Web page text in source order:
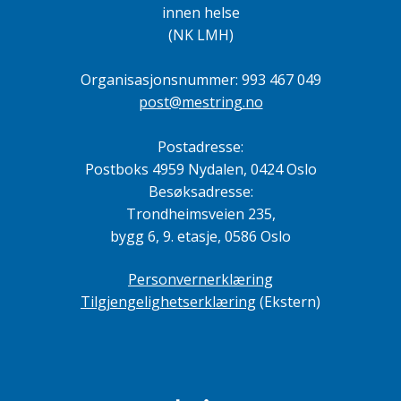
k
innen helse
(NK LMH)
Organisasjonsnummer: 993 467 049
post@mestring.no
Postadresse:
Postboks 4959 Nydalen, 0424 Oslo
Besøksadresse:
Trondheimsveien 235,
bygg 6, 9. etasje, 0586 Oslo
Personvernerklæring
Tilgjengelighetserklæring(Ekstern)